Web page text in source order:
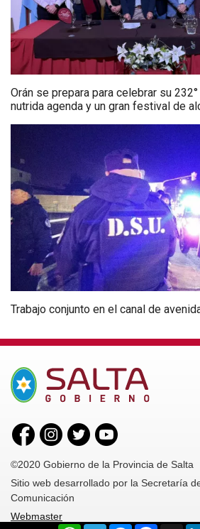
Orán se prepara para celebrar su
nutrida agenda y un gran festival de
Trabajo conjunto en el canal de
©2020 Gobierno de la Provincia de Salta
Sitio web desarrollado por la Secretaría
Comunicación
Webmaster